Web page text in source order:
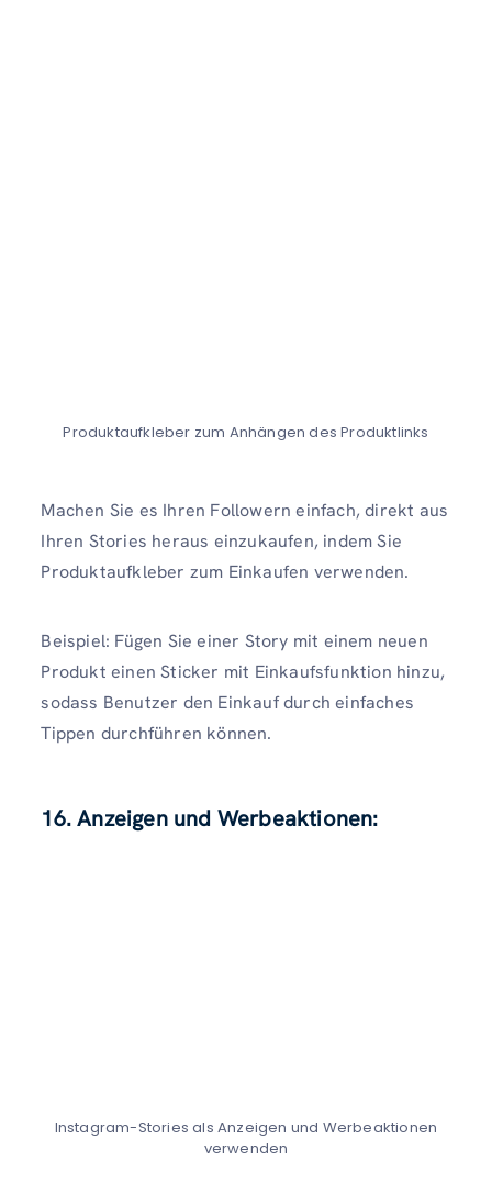
Produktaufkleber zum Anhängen des Produktlinks
Machen Sie es Ihren Followern einfach, direkt aus
Ihren Stories heraus einzukaufen, indem Sie
Produktaufkleber zum Einkaufen verwenden.
Beispiel: Fügen Sie einer Story mit einem neuen
Produkt einen Sticker mit Einkaufsfunktion hinzu,
sodass Benutzer den Einkauf durch einfaches
Tippen durchführen können.
16. Anzeigen und Werbeaktionen:
Instagram-Stories als Anzeigen und Werbeaktionen
verwenden